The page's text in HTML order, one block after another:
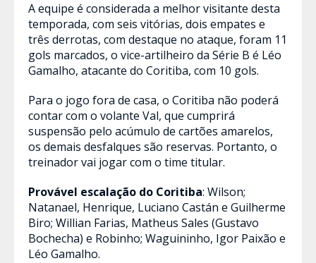
A equipe é considerada a melhor visitante desta
temporada, com seis vitórias, dois empates e
três derrotas, com destaque no ataque, foram 11
gols marcados, o vice-artilheiro da Série B é Léo
Gamalho, atacante do Coritiba, com 10 gols.
Para o jogo fora de casa, o Coritiba não poderá
contar com o volante Val, que cumprirá
suspensão pelo acúmulo de cartões amarelos,
os demais desfalques são reservas. Portanto, o
treinador vai jogar com o time titular.
Provável escalação do Coritiba: Wilson;
Natanael, Henrique, Luciano Castán e Guilherme
Biro; Willian Farias, Matheus Sales (Gustavo
Bochecha) e Robinho; Waguininho, Igor Paixão e
Léo Gamalho.